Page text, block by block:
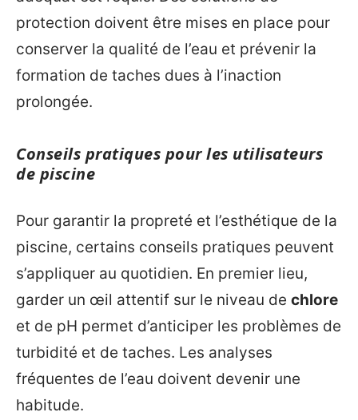
protection doivent être mises en place pour
conserver la qualité de l’eau et prévenir la
formation de taches dues à l’inaction
prolongée.
Conseils pratiques pour les utilisateurs
de piscine
Pour garantir la propreté et l’esthétique de la
piscine, certains conseils pratiques peuvent
s’appliquer au quotidien. En premier lieu,
garder un œil attentif sur le niveau de chlore
et de pH permet d’anticiper les problèmes de
turbidité et de taches. Les analyses
fréquentes de l’eau doivent devenir une
habitude.